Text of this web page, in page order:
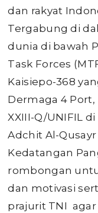
dan rakyat
Tergabung di
dunia di bawah
Task Forces
Kaisiepo-368
Dermaga 4
XXIII-Q/UNIFIL
Adchit Al-Qusayr
Kedatangan
rombongan
dan motivasi
prajurit TNI